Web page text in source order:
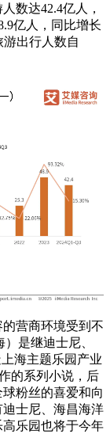
数达42.4亿人，
亿人，同比增长
出行人数自
营商环境受到不
是继迪士尼、
海主题乐园产业
的系列小说，后
粉丝的喜爱和向
士尼、海昌海洋
乐园也将于今年